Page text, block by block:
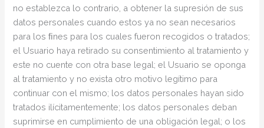
no establezca lo contrario, a obtener la supresión de sus
datos personales cuando estos ya no sean necesarios
para los ﬁnes para los cuales fueron recogidos o tratados;
el Usuario haya retirado su consentimiento al tratamiento y
este no cuente con otra base legal; el Usuario se oponga
al tratamiento y no exista otro motivo legítimo para
continuar con el mismo; los datos personales hayan sido
tratados ilícitamentemente; los datos personales deban
suprimirse en cumplimiento de una obligación legal; o los